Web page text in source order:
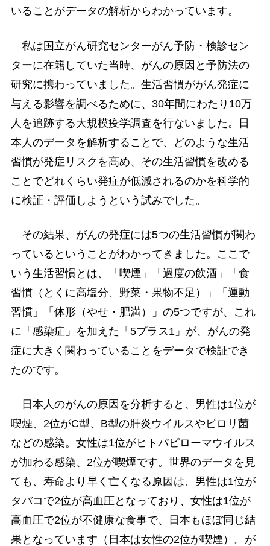
いることがデータの解析からわかっています。
私は国立がん研究センターがん予防・検診セン
ターに在籍していた当時、がんの原因と予防法の
研究に携わっていました。生活習慣ががん発症に
与える影響を調べるために、30年間にわたり10万
人を追跡する大規模疫学調査を行ないました。日
本人のデータを解析することで、どのような生活
習慣が発症リスクを高め、その生活習慣を改める
ことでどれくらい発症が低減されるのかを科学的
に検証・評価しようという試みでした。
その結果、がんの発症には5つの生活習慣が関わ
っているということがわかってきました。ここで
いう生活習慣とは、「喫煙」「過度の飲酒」「食
習慣（とくに高塩分、野菜・果物不足）」「運動
習慣」「体形（やせ・肥満）」の5つですが、これ
に「感染症」を加えた「5プラス1」が、がんの発
症に大きく関わっていることをデータで検証でき
たのです。
日本人のがんの原因を分析すると、男性は1位が
喫煙、2位がC型、B型の肝炎ウイルスやピロリ菌
などの感染。女性は1位がヒトパピローマウイルス
が加わる感染、2位が喫煙です。世界のデータを見
ても、寿命より早く亡くなる原因は、男性は1位が
タバコで2位が高血圧となっており、女性は1位が
高血圧で2位が不健康な食事で、日本もほぼ同じ結
果となっています（日本は女性の2位が喫煙）。が